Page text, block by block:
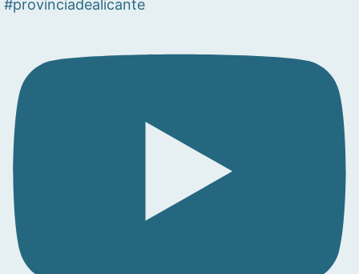
#provinciadealicante